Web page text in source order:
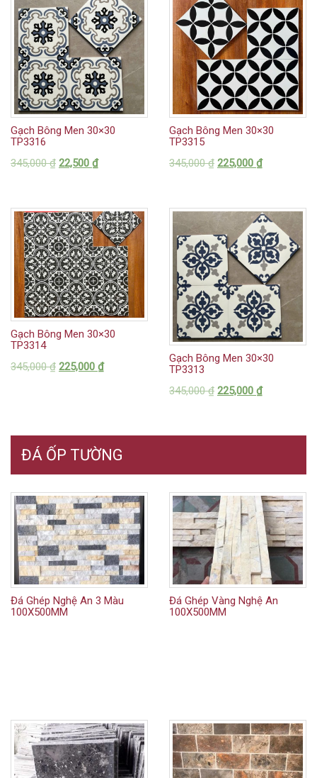
Gạch Bông Men 30×30
TP3316
345,000₫ 22,500 ₫
Gạch Bông Men 30×30
TP3315
345,000₫ 225,000 ₫
Gạch Bông Men 30×30
TP3314
345,000₫ 225,000 ₫
Gạch Bông Men 30×30
TP3313
345,000₫ 225,000 ₫
ĐÁ ỐP TƯỜNG
Đá Ghép Nghệ An 3 Màu
100X500MM
Đá Ghép Vàng Nghệ An
100X500MM